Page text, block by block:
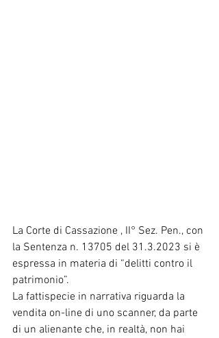
La Corte di Cassazione , II° Sez. Pen., con
la Sentenza n. 13705 del 31.3.2023 si è
espressa in materia di “delitti contro il
patrimonio”.
La fattispecie in narrativa riguarda la
vendita on-line di uno scanner, da parte
di un alienante che, in realtà, non hai